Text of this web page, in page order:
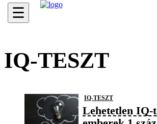
☰
IQ-TESZT
IQ-TESZT
Lehetetlen IQ-